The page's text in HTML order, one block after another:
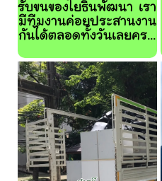
รับขนของโยธินพัฒนา เรา
มีทีมงานค่อยประสานงาน
กันได้ตลอดทั้งวันเลยคร...